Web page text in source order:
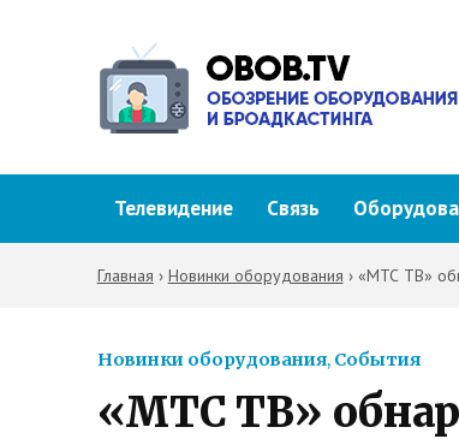
Телевидение Связь
Главная › Новинки оборудования › «МТС ТВ»
Новинки оборудования, События
«МТС ТВ»